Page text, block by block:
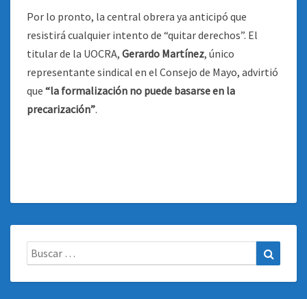
Por lo pronto, la central obrera ya anticipó que
resistirá cualquier intento de “quitar derechos”. El
titular de la UOCRA, Gerardo Martínez, único
representante sindical en el Consejo de Mayo, advirtió
que “la formalización no puede basarse en la
precarización”.
Buscar: